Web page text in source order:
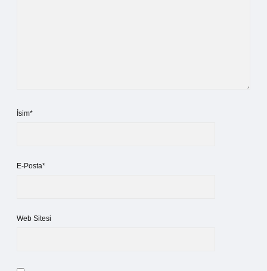
İsim*
E-Posta*
Web Sitesi